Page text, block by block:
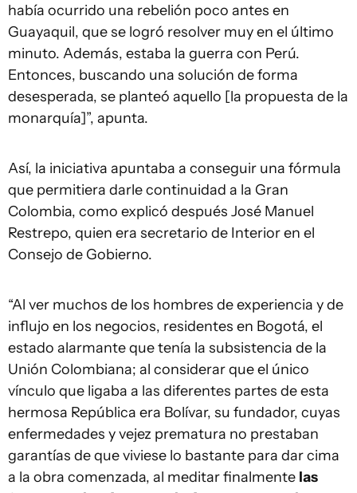
había ocurrido una rebelión poco antes en
Guayaquil, que se logró resolver muy en el último
minuto. Además, estaba la guerra con Perú.
Entonces, buscando una solución de forma
desesperada, se planteó aquello [la propuesta de la
monarquía]”, apunta.
Así, la iniciativa apuntaba a conseguir una fórmula
que permitiera darle continuidad a la Gran
Colombia, como explicó después José Manuel
Restrepo, quien era secretario de Interior en el
Consejo de Gobierno.
“Al ver muchos de los hombres de experiencia y de
influjo en los negocios, residentes en Bogotá, el
estado alarmante que tenía la subsistencia de la
Unión Colombiana; al considerar que el único
vínculo que ligaba a las diferentes partes de esta
hermosa República era Bolívar, su fundador, cuyas
enfermedades y vejez prematura no prestaban
garantías de que viviese lo bastante para dar cima
a la obra comenzada, al meditar finalmente las